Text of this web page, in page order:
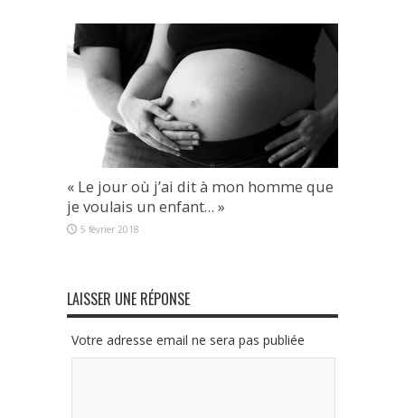
« Le jour où j’ai dit à mon homme que
je voulais un enfant… »
5 février 2018
LAISSER UNE RÉPONSE
Votre adresse email ne sera pas publiée